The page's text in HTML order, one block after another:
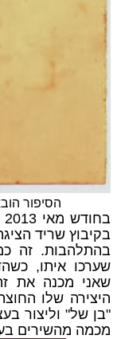
הסיפור
בקיבוץ שריד
בהתלהבות. זה
שערכו איתו,
שאני מכנה את
היצירה שלו
"בן של" וליצור
מכמה מהשירים